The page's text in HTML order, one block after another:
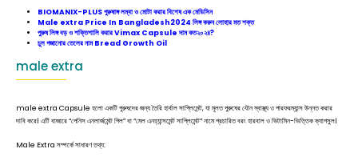
BIOMANIX-PLUS পুরুষাঙ্গ লম্বা ও মোটা করার বিশেষ এক মেডিসিন
Male extra Price In Bangladesh2024 লিঙ্গ করুন লোহার মত শক্ত
পুরুষ লিঙ্গ বড় ও শক্তিশালি করার Vimax Capsule দাম কত২০২৪?
চুল গজানোর তেলের নাম Bread Growth Oil
male extra
male extra Capsule হলো একটি পুরুষদের জন্য তৈরি হার্বাল সাপ্লিমেন্ট, যা মূলত পুরুষের যৌন স্বাস্থ্য ও পারফরম্যান্স উন্নত করার
দাবি করে। এটি বাজারে “পেনিস এনলার্জমেন্ট পিল” বা “মেল এনহ্যান্সমেন্ট সাপ্লিমেন্ট” নামে প্রচারিত বরং হারবাল ও ভিটামিন-ভিত্তিক ক্যাপসুল।
Male Extra সম্পর্কে সাধারণ তথ্য: